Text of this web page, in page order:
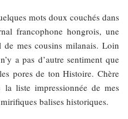
mots doux couchés dans
francophone hongrois, une
mes cousins milanais. Loin
a pas d’autre sentiment que
pores de ton Histoire. Chère
la liste impressionnée de mes
balises historiques.